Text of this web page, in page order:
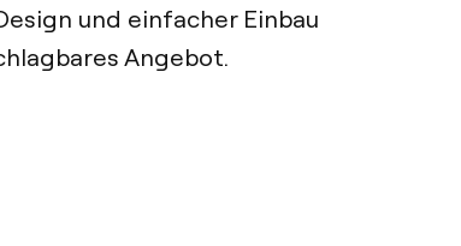
und einfacher Einbau
Angebot.